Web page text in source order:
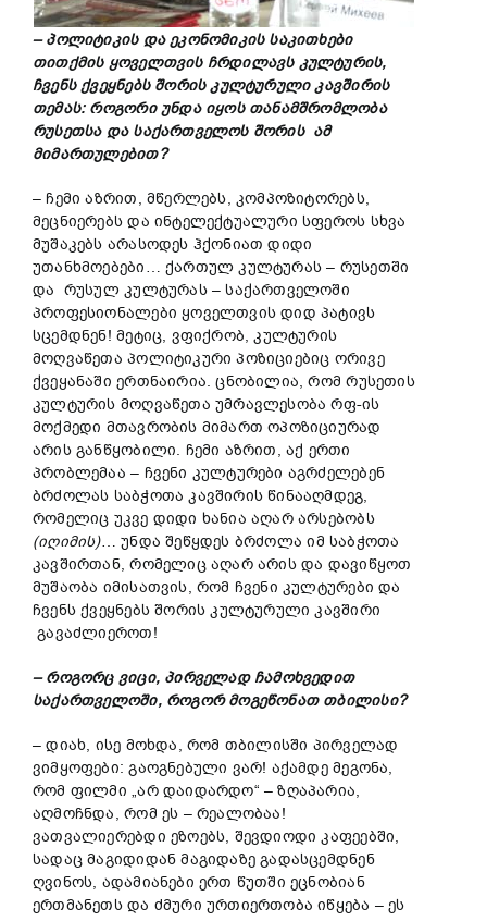
– პოლიტიკის და ეკონომიკის საკითხები
თითქმის ყოველთვის ჩრდილავს კულტურის,
ჩვენს ქვეყნებს შორის კულტურული კავშირის
თემას: როგორი უნდა იყოს თანამშრომლობა
რუსეთსა და საქართველოს შორის ამ
მიმართულებით?
– ჩემი აზრით, მწერლებს, კომპოზიტორებს,
მეცნიერებს და ინტელექტუალური სფეროს სხვა
მუშაკებს არასოდეს ჰქონიათ დიდი
უთანხმოებები… ქართულ კულტურას – რუსეთში
და რუსულ კულტურას – საქართველოში
პროფესიონალები ყოველთვის დიდ პატივს
სცემდნენ! მეტიც, ვფიქრობ, კულტურის
მოღვაწეთა პოლიტიკური პოზიციებიც ორივე
ქვეყანაში ერთნაირია. ცნობილია, რომ რუსეთის
კულტურის მოღვაწეთა უმრავლესობა რფ-ის
მოქმედი მთავრობის მიმართ ოპოზიციურად
არის განწყობილი. ჩემი აზრით, აქ ერთი
პრობლემაა – ჩვენი კულტურები აგრძელებენ
ბრძოლას საბჭოთა კავშირის წინააღმდეგ,
რომელიც უკვე დიდი ხანია აღარ არსებობს
(იღიმის)… უნდა შეწყდეს ბრძოლა იმ საბჭოთა
კავშირთან, რომელიც აღარ არის და დავიწყოთ
მუშაობა იმისათვის, რომ ჩვენი კულტურები და
ჩვენს ქვეყნებს შორის კულტურული კავშირი
გავაძლიეროთ!
– როგორც ვიცი, პირველად ჩამოხვედით
საქართველოში, როგორ მოგეწონათ თბილისი?
– დიახ, ისე მოხდა, რომ თბილისში პირველად
ვიმყოფები: გაოგნებული ვარ! აქამდე მეგონა,
რომ ფილმი „არ დაიდარდო“ – ზღაპარია,
აღმოჩნდა, რომ ეს – რეალობაა!
ვათვალიერებდი ეზოებს, შევდიოდი კაფეებში,
სადაც მაგიდიდან მაგიდაზე გადასცემდნენ
ღვინოს, ადამიანები ერთ წუთში ეცნობიან
ერთმანეთს და ძმური ურთიერთობა იწყება – ეს